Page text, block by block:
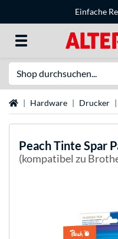
Einfache
StartseiteHardware Drucker
PeachTinte Spar
(kompatibel zu